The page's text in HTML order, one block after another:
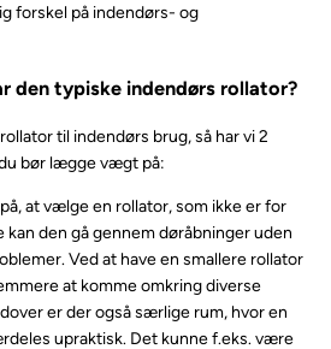
forskel på indendørs- og
den typiske indendørs rollator?
til indendørs brug, så har vi 2
bør lægge vægt på:
at vælge en rollator, som ikke er for
kan den gå gennem døråbninger uden
Ved at have en smallere rollator
at komme omkring diverse
er der også særlige rum, hvor en
upraktisk. Det kunne f.eks. være